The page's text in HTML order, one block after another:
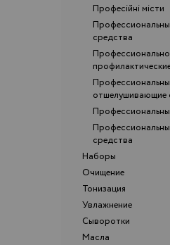
Професійні місти
средства
отшелушивающие
средства
Наборы
Очищение
Тонизация
Увлажнение
Сыворотки
Масла